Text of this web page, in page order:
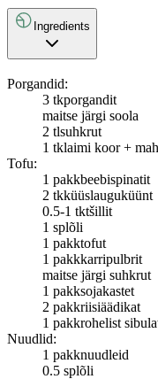
Ingredients
Porgandid:
3 tkporgandit
maitse järgi soola
2 tlsuhkrut
1 tklaimi koor +
Tofu:
1 pakkbeebispinatit
2 tkküüslauguküünt
0.5-1 tktšillit
1 splõli
1 pakktofut
1 pakkkarripulbrit
maitse järgi suhkrut
1 pakksojakastet
2 pakkriisiäädikat
1 pakkrohelist
Nuudlid:
1 pakknuudleid
0.5 splõli